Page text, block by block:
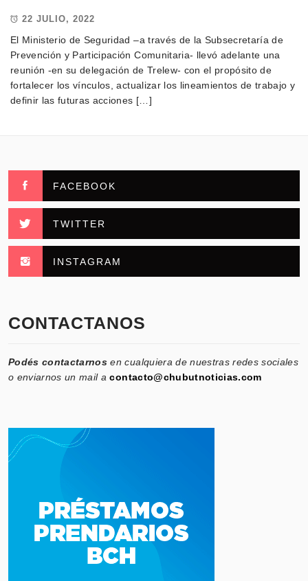
22 JULIO, 2022
El Ministerio de Seguridad –a través de la Subsecretaría de
Prevención y Participación Comunitaria- llevó adelante una
reunión -en su delegación de Trelew- con el propósito de
fortalecer los vínculos, actualizar los lineamientos de trabajo y
definir las futuras acciones […]
FACEBOOK
TWITTER
INSTAGRAM
CONTACTANOS
Podés contactarnos en cualquiera de nuestras redes sociales
o enviarnos un mail acontacto@chubutnoticias.com